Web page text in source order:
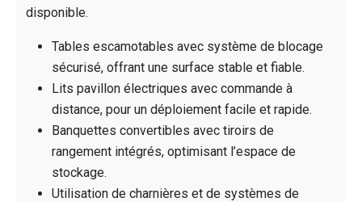
disponible.
Tables escamotables avec système de blocage
sécurisé, offrant une surface stable et fiable.
Lits pavillon électriques avec commande à
distance, pour un déploiement facile et rapide.
Banquettes convertibles avec tiroirs de
rangement intégrés, optimisant l’espace de
stockage.
Utilisation de charnières et de systèmes de